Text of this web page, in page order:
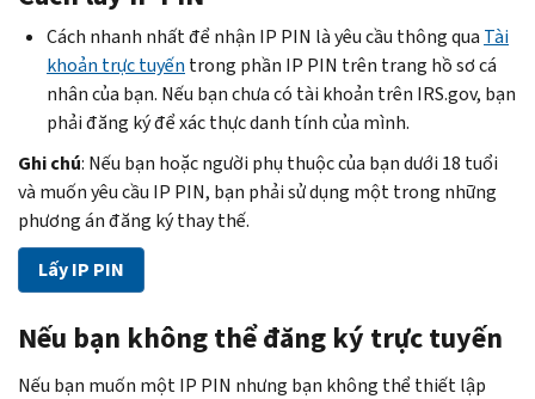
Cách nhanh nhất để nhận IP PIN là yêu cầu thông qua Tài
khoản trực tuyến trong phần IP PIN trên trang hồ sơ cá
nhân của bạn. Nếu bạn chưa có tài khoản trên IRS.gov, bạn
phải đăng ký để xác thực danh tính của mình.
Ghi chú: Nếu bạn hoặc người phụ thuộc của bạn dưới 18 tuổi
và muốn yêu cầu IP PIN, bạn phải sử dụng một trong những
phương án đăng ký thay thế.
Lấy IP PIN
Nếu bạn không thể đăng ký trực tuyến
Nếu bạn muốn một IP PIN nhưng bạn không thể thiết lập